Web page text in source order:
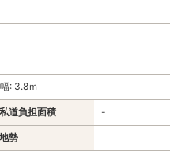
: 3.8ｍ
私道負担面積 -
地勢